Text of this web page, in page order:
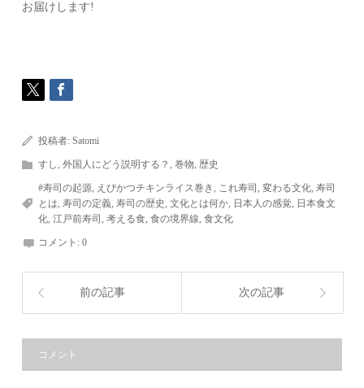
お届けします!
投稿者:Satomi
すし,外国人にどう説明する？,巻物, 歴史
#寿司の起源, えびかつチキンライス巻き, これ寿司,変わる文化,寿司
とは,寿司の定義,寿司の歴史,文化とは何か, 日本人の感覚, 日本食文
化,江戸前寿司,考える食,食の境界線,食文化
コメント:0
前の記事 次の記事
コメント